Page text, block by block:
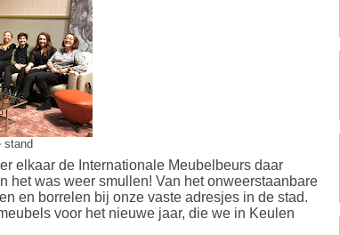
stand
elkaar de Internationale Meubelbeurs daar
het was weer smullen! Van het onweerstaanbare
en borrelen bij onze vaste adresjes in de stad.
voor het nieuwe jaar, die we in Keulen